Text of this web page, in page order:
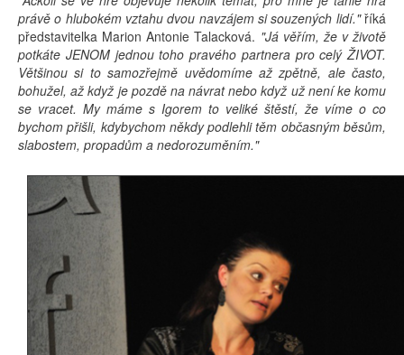
právě o hlubokém vztahu dvou navzájem si souzených lidí."říká
představitelka Marion Antonie Talacková. "Já věřím, že v životě
potkáte JENOM jednou toho pravého partnera pro celý ŽIVOT.
Většinou si to samozřejmě uvědomíme až zpětně, ale často,
bohužel, až když je pozdě na návrat nebo když už není ke komu
se vracet. My máme s Igorem to veliké štěstí, že víme o co
bychom přišli, kdybychom někdy podlehli těm občasným běsům,
slabostem, propadům a nedorozuměním."